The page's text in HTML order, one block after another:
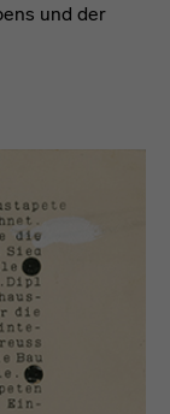
und der